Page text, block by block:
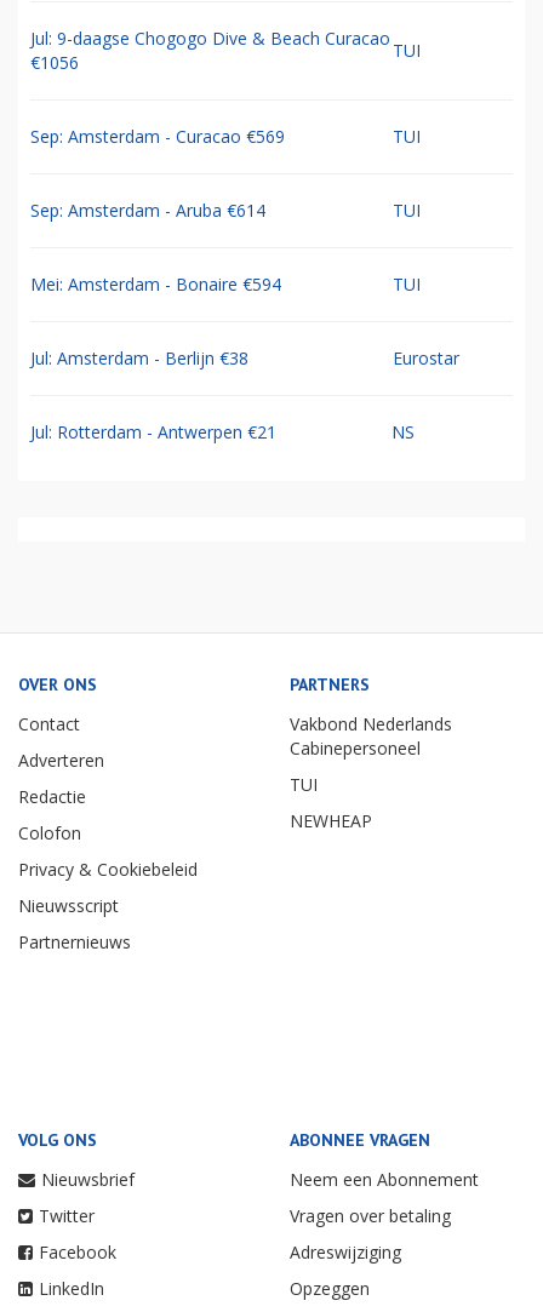
Jul: 9-daagse Chogogo Dive & Beach Curacao
€1056
TUI
Sep: Amsterdam - Curacao €569 TUI
Sep: Amsterdam - Aruba €614 TUI
Mei: Amsterdam - Bonaire €594 TUI
Jul: Amsterdam - Berlijn €38 Eurostar
Jul: Rotterdam - Antwerpen €21 NS
OVER ONS
Contact
Adverteren
Redactie
Colofon
Privacy & Cookiebeleid
Nieuwsscript
Partnernieuws
PARTNERS
Vakbond Nederlands
Cabinepersoneel
TUI
NEWHEAP
VOLG ONS
Nieuwsbrief
Twitter
Facebook
LinkedIn
ABONNEE VRAGEN
Neem een Abonnement
Vragen over betaling
Adreswijziging
Opzeggen